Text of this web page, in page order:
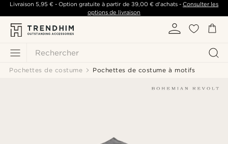
Rechercher
Livraison 5,95 €- Option gratuite à partir de 39,00 €d'achats -Consulter les
options de livraison
Pochettes de costume Pochettes de costume à motifs